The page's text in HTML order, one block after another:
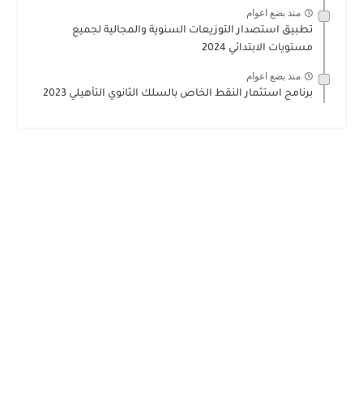
منذ بضع اعوام
تطبيق استصدار التوزيعات السنوية والمجالية لجميع
مستويات الابتدائي 2024
منذ بضع اعوام
برنامج استثمار النقط الخاص بالسلك الثانوي التأهيلي 2023